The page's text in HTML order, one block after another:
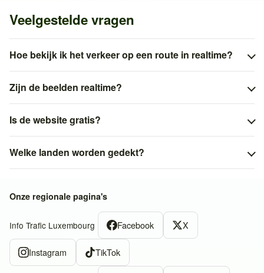
Veelgestelde vragen
Hoe bekijk ik het verkeer op een route in realtime?
Zijn de beelden realtime?
Is de website gratis?
Welke landen worden gedekt?
Onze regionale pagina's
Info Trafic Luxembourg Facebook X
Instagram TikTok